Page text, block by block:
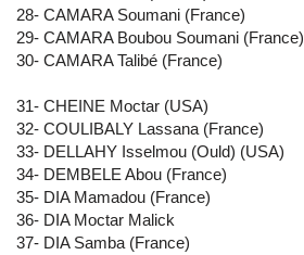
28- CAMARA Soumani (France)
29- CAMARA Boubou Soumani (France)
30- CAMARA Talibé (France)
31- CHEINE Moctar (USA)
32- COULIBALY Lassana (France)
33- DELLAHY Isselmou (Ould) (USA)
34- DEMBELE Abou (France)
35- DIA Mamadou (France)
36- DIA Moctar Malick
37- DIA Samba (France)